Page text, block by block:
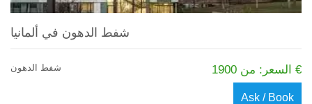
شفط الدهون في ألمانيا
شفط الدهون السعر: من 1900 €
Ask / Book